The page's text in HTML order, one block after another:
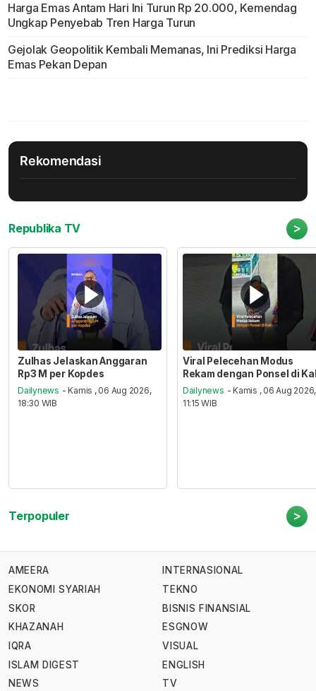
Harga Emas Antam Hari Ini Turun Rp 20.000, Kemendag
Ungkap Penyebab Tren Harga Turun
Gejolak Geopolitik Kembali Memanas, Ini Prediksi Harga
Emas Pekan Depan
Rekomendasi
Republika TV >
Zulhas Jelaskan Anggaran
Rp3 M per Kopdes
Dailynews - Kamis , 06 Aug 2026,
18:30 WIB
Viral Pelecehan Modus
Rekam dengan Ponsel di
Dailynews - Kamis , 06 Aug 2026,
11:15 WIB
Terpopuler >
AMEERA
EKONOMI SYARIAH
SKOR
KHAZANAH
IQRA
ISLAM DIGEST
NEWS
INTERNASIONAL
TEKNO
BISNIS FINANSIAL
ESGNOW
VISUAL
ENGLISH
TV